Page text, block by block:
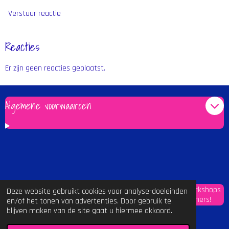
Deze website gebruikt cookies voor analyse-doeleinden
en/of het tonen van advertenties. Door gebruik te
blijven maken van de site gaat u hiermee akkoord.
Verstuur reactie
Reacties
Er zijn geen reacties geplaatst.
Algemene voorwaarden
Stuur mij de maandelijkse Kunstkrant met info over workshops
en cursussen in schoolvakanties voor kinderen en tieners!